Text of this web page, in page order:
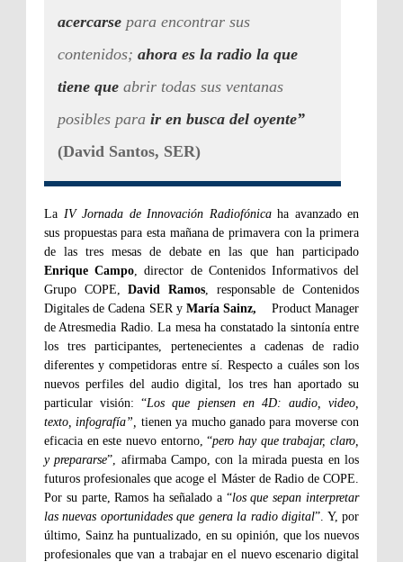
acercarse para encontrar sus
contenidos; ahora es la radio la que
tiene que abrir todas sus ventanas
posibles para ir en busca del oyente”
(David Santos, SER)
La IV Jornada de Innovación Radiofónicaha avanzado en
sus propuestas para esta mañana de primavera con la primera
de las tres mesas de debate en las que han participado
Enrique Campo , director de Contenidos Informativos del
Grupo COPE,David Ramos , responsable de Contenidos
Digitales de Cadena SER y María Sainz,
Product Manager
de Atresmedia Radio. La mesa ha constatado la sintonía entre
los tres participantes, pertenecientes a cadenas de radio
diferentes y competidoras entre sí. Respecto a cuáles son los
nuevos perfiles del audio digital, los tres han aportado su
particular visión: “Los que piensen en 4D: audio, video,
texto, infografía”,
tienen ya mucho ganado para moverse con
eficacia en este nuevo entorno, “pero hay que trabajar, claro,
y prepararse”, afirmaba Campo, con la mirada puesta en los
futuros profesionales que acoge el Máster de Radio de COPE.
Por su parte, Ramos ha señalado a “los que sepan interpretar
las nuevas oportunidades que genera la radio digital”. Y, por
último, Sainz ha puntualizado, en su opinión, que los nuevos
profesionales que van a trabajar en el nuevo escenario digital